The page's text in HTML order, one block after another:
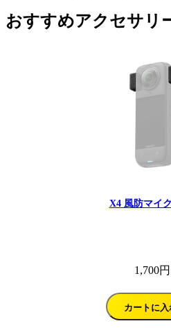
おすすめアクセサリ
X4 風防マイ
1,700円
カートに入